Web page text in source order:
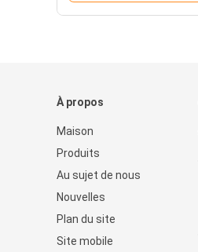
À propos
Maison
Produits
Au sujet de nous
Nouvelles
Plan du site
Site mobile